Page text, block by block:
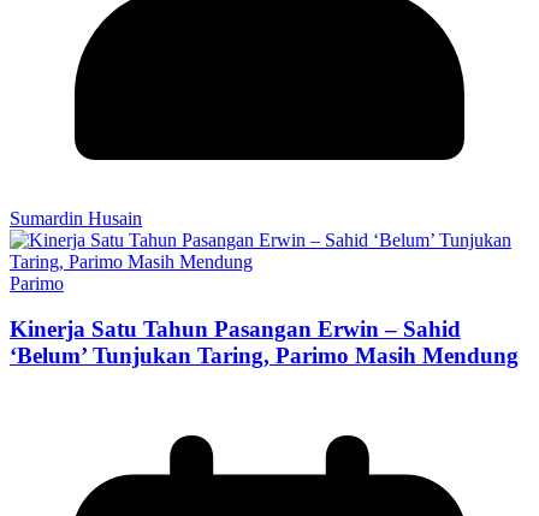
Sumardin Husain
Parimo
Kinerja Satu Tahun Pasangan Erwin – Sahid
‘Belum’ Tunjukan Taring, Parimo Masih Mendung